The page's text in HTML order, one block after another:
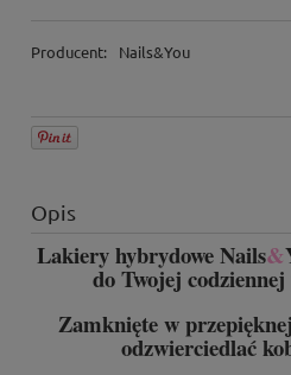
Producent: Nails&You
Opis
Lakiery hybrydowe Nails&
do Twojej
Zamknięte w
odzwierciedlać